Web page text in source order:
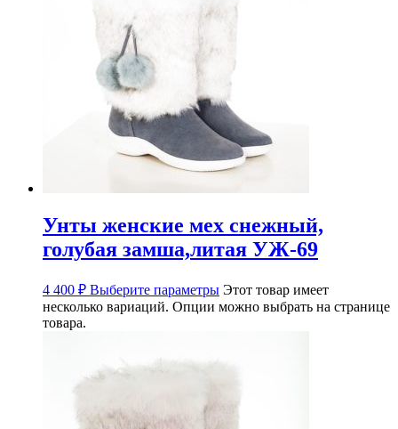
Унты женские мех снежный,
голубая замша,литая УЖ-69
4 400 ₽ Выберите параметры Этот товар имеет
несколько вариаций. Опции можно выбрать на странице
товара.